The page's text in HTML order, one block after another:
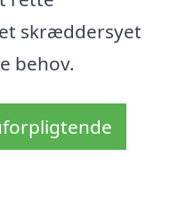
skræddersyet
behov.